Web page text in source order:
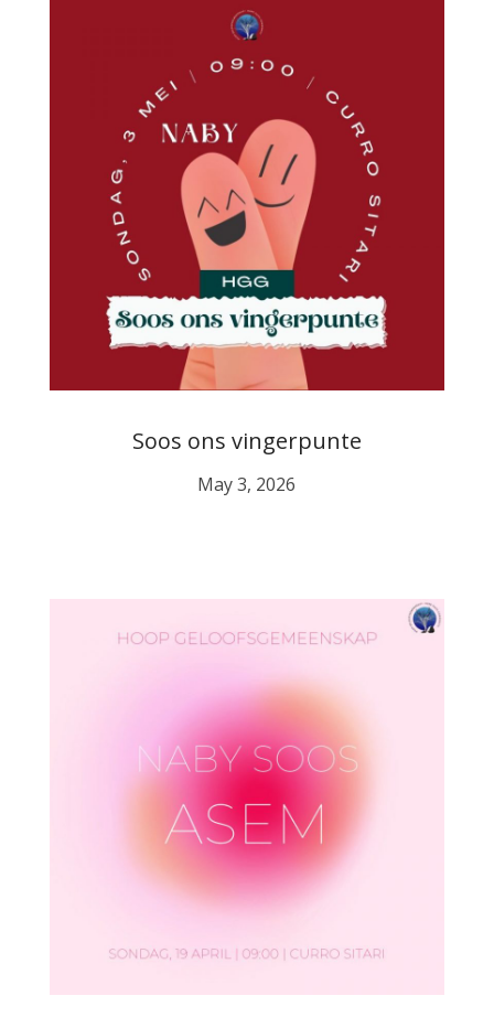
Soos ons vingerpunte
May 3, 2026